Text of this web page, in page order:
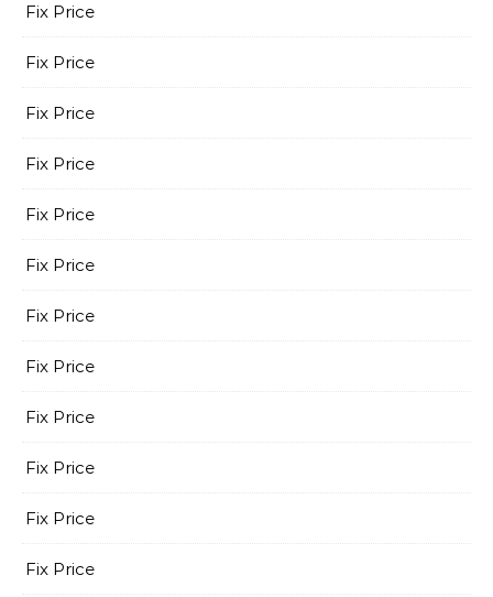
Fix Price
Fix Price
Fix Price
Fix Price
Fix Price
Fix Price
Fix Price
Fix Price
Fix Price
Fix Price
Fix Price
Fix Price